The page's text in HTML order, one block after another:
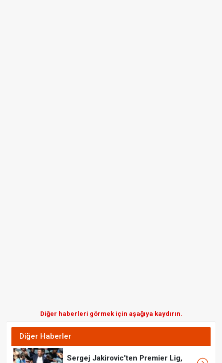
Diğer haberleri görmek için aşağıya kaydırın.
Diğer Haberler
Sergej Jakirovic'ten Premier Lig,